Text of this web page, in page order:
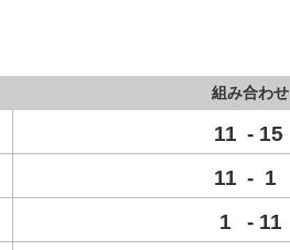
組み合わせ
11 - 15
11 - 1
1 - 11